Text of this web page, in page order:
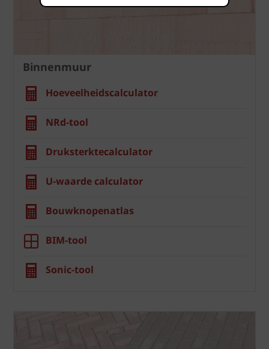
Binnenmuur
Hoeveelheidscalculator
NRd-tool
Druksterktecalculator
U-waarde calculator
Bouwknopenatlas
BIM-tool
Sonic-tool